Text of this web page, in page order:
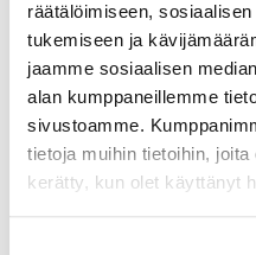
räätälöimiseen,
tukemiseen ja
jaamme sosiaalisen
alan kumppaneillemme
sivustoamme.
tietoja muihin tietoihin,
kerätty, kun olet käyttänyt
Osta verkosta ja nouda
LUE